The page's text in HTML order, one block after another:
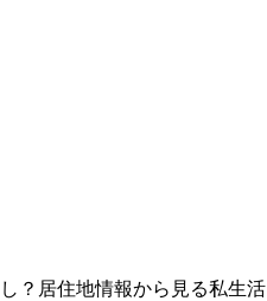
？居住地情報から見る私生活